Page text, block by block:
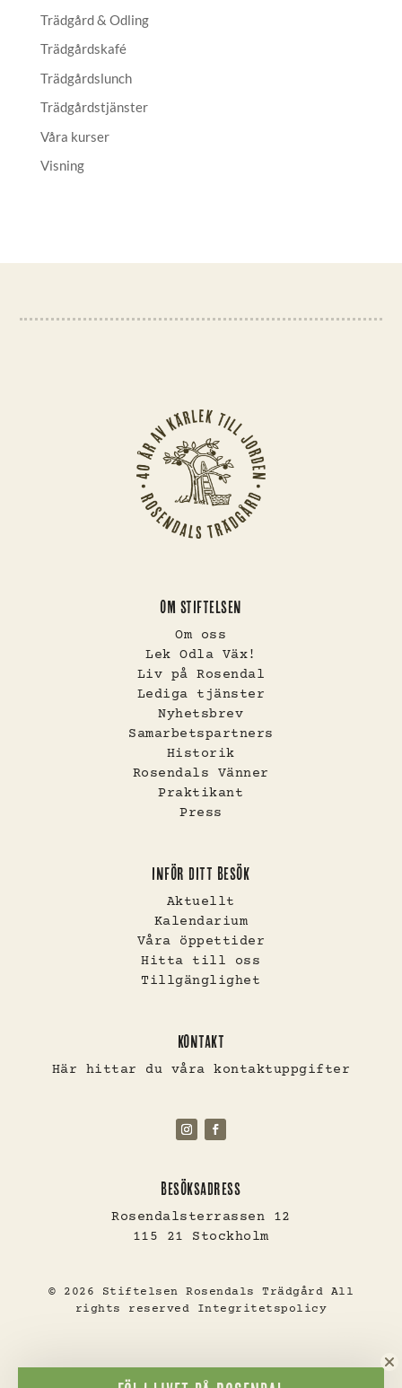
Trädgård & Odling
Trädgårdskafé
Trädgårdslunch
Trädgårdstjänster
Våra kurser
Visning
OM STIFTELSEN
Om oss
Lek Odla Väx!
Liv på Rosendal
Lediga tjänster
Nyhetsbrev
Samarbetspartners
Historik
Rosendals Vänner
Praktikant
Press
INFÖR DITT BESÖK
Aktuellt
Kalendarium
Våra öppettider
Hitta till oss
Tillgänglighet
KONTAKT
Här hittar du våra kontaktuppgifter
BESÖKSADRESS
Rosendalsterrassen 12
115 21 Stockholm
© 2026 Stiftelsen Rosendals Trädgård All
rights reserved Integritetspolicy